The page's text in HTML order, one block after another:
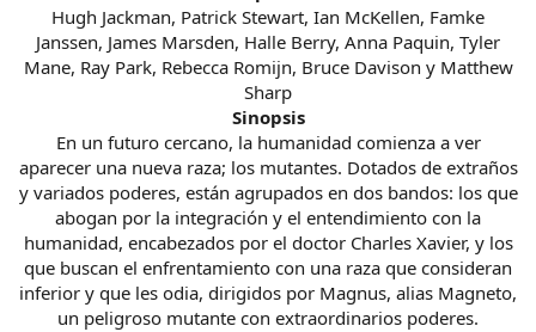
Hugh Jackman, Patrick Stewart, Ian McKellen, Famke
Janssen, James Marsden, Halle Berry, Anna Paquin, Tyler
Mane, Ray Park, Rebecca Romijn, Bruce Davison y Matthew
Sharp
Sinopsis
En un futuro cercano, la humanidad comienza a ver
aparecer una nueva raza; los mutantes. Dotados de extraños
y variados poderes, están agrupados en dos bandos: los que
abogan por la integración y el entendimiento con la
humanidad, encabezados por el doctor Charles Xavier, y los
que buscan el enfrentamiento con una raza que consideran
inferior y que les odia, dirigidos por Magnus, alias Magneto,
un peligroso mutante con extraordinarios poderes.